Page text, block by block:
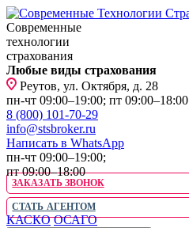
Современные
технологии
страхования
Любые виды страхования
Реутов, ул. Октября, д. 28
пн-чт 09:00–19:00; пт 09:00–18:00
8 (800) 101-70-29
info@stsbroker.ru
Написать в WhatsApp
пн-чт 09:00–19:00;
пт 09:00–18:00
ЗАКАЗАТЬ ЗВОНОК
СТАТЬ АГЕНТОМ
КАСКО ОСАГО